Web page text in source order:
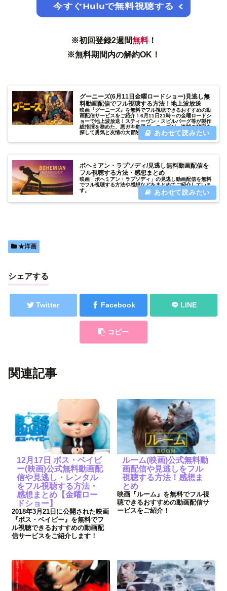
今すぐHuluで無料視聴する
※初回登録2週間無料！
※無料期間内の解約OK！
グーニーズ(6月11日金曜ロードショー)見逃し無
料動画配信でフル視聴する方法！地上波放送
映画『グーニーズ』を無料でフル視聴できるおすすめの動
画配信サービスをご紹介！6月11日21時～の金曜ロードシ
ョーで地上波放送！スティーヴン・スピルバーグ等が製作
総指揮を務めた、悪ガキ集団グーニーズが、海賊の秘宝を
探して勇気と友情の大冒険！
ボヘミアン・ラプソディ/見逃し無料動画配信を
フル視聴する方法・感想まとめ
映画「ボヘミアン・ラプソディ」の見逃し動画配信を無料
でフル視聴する方法や感想などをまとめてご紹介していま
す。
★洋画
シェアする
Twitter Facebook LINE
コピー
関連記事
12月17日 ボス・ベイビ
ー(映画)公式無料動画配
信や見逃し・レンタル
をフル視聴する方法・
感想まとめ【金曜ロー
ドショー】
2018年3月21日に公開された映画
『ボス・ベイビー』を無料でフ
ル視聴できるおすすめの動画配
信サービスをご紹介します！
ルーム(映画)公式無料動
画配信や見逃しをフル
視聴する方法！感想ま
とめ
映画『ルーム』を無料でフル視
聴できるおすすめの動画配信サ
ービスをご紹介！